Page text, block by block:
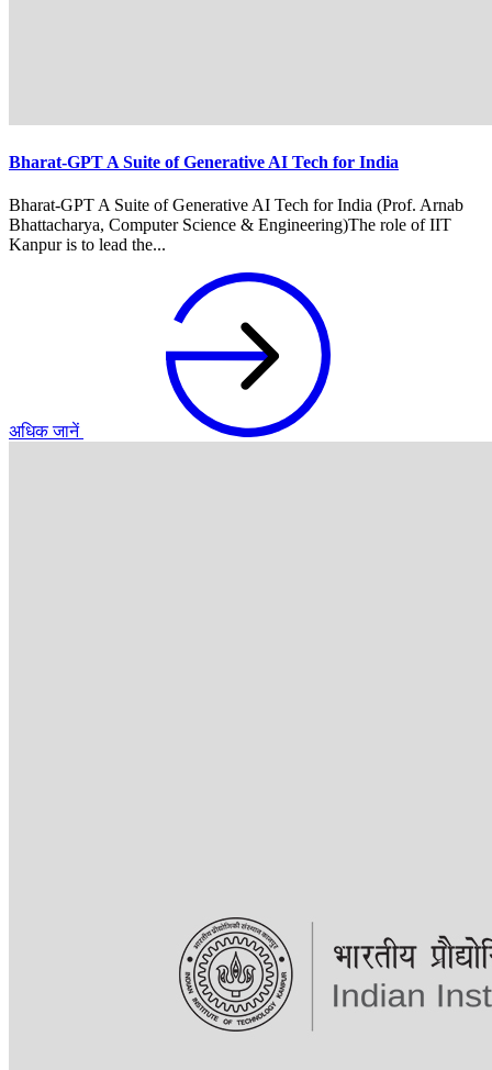
Bharat-GPT A Suite of Generative AI Tech for India
Bharat-GPT A Suite of Generative AI Tech for India (Prof. Arnab
Bhattacharya, Computer Science & Engineering)The role of IIT
Kanpur is to lead the...
अधिक जानें